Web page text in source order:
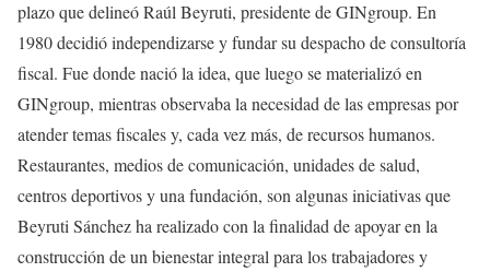
plazo que delineó Raúl Beyruti, presidente de GINgroup. En
1980 decidió independizarse y fundar su despacho de consultoría
fiscal. Fue donde nació la idea, que luego se materializó en
GINgroup, mientras observaba la necesidad de las empresas por
atender temas fiscales y, cada vez más, de recursos humanos.
Restaurantes, medios de comunicación, unidades de salud,
centros deportivos y una fundación, son algunas iniciativas que
Beyruti Sánchez ha realizado con la finalidad de apoyar en la
construcción de un bienestar integral para los trabajadores y